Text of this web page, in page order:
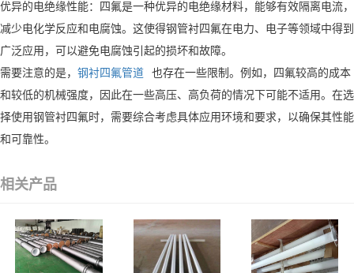
优异的电绝缘性能：四氟是一种优异的电绝缘材料，能够有效隔离电流，
减少电化学反应和电腐蚀。这使得钢管衬四氟在电力、电子等领域中得到
广泛应用，可以避免电腐蚀引起的损坏和故障。
需要注意的是， 钢衬四氟管道
也存在一些限制。例如，四氟较高的成本
和较低的机械强度，因此在一些高压、高负荷的情况下可能不适用。在选
择使用钢管衬四氟时，需要综合考虑具体应用环境和要求，以确保其性能
和可靠性。
相关产品